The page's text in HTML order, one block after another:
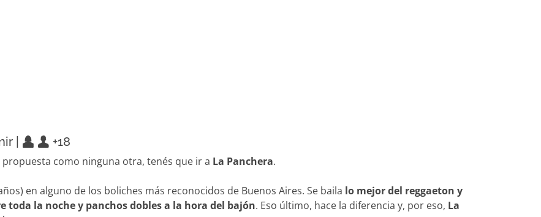
| +18
propuesta como ninguna otra, tenés que ir a La Panchera.
en alguno de los boliches más reconocidos de Buenos Aires. Se baila lo mejor del reggaeton y
la noche y panchos dobles a la hora del bajón. Eso último, hace la diferencia y, por eso, La